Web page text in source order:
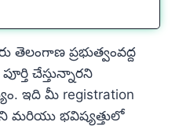
తెలంగాణ ప్రభుత్వంవద్ద
చేస్తున్నారని
ఇది మీ registration
మరియు భవిష్యత్తులో